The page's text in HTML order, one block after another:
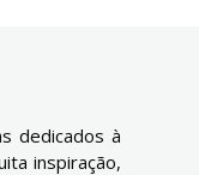
dedicados à
inspiração,